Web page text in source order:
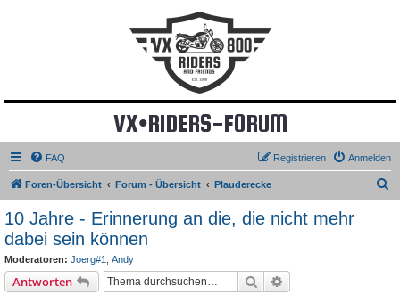
VX•RIDERS-FORUM
FAQ Anmelden
Registrieren
Foren-Übersicht Forum - Übersicht Plauderecke
10 Jahre - Erinnerung an die, die nicht mehr
dabei sein können
Moderatoren: Joerg#1 Andy
Antworten Suche